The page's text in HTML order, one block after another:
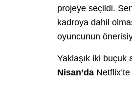
projeye seçildi.
kadroya dahil
oyuncunun
Yaklaşık iki buçuk
Nisan’da